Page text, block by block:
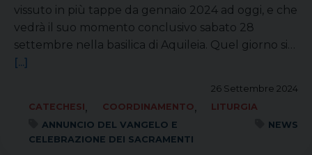
vissuto in più tappe da gennaio 2024 ad oggi, e che
vedrà il suo momento conclusivo sabato 28
settembre nella basilica di Aquileia. Quel giorno si…
[...]
26 Settembre 2024
CATECHESI, COORDINAMENTO,
LITURGIA
ANNUNCIO DEL VANGELO E
CELEBRAZIONE DEI SACRAMENTI
NEWS